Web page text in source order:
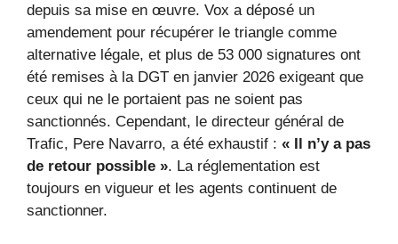
depuis sa mise en œuvre. Vox a déposé un
amendement pour récupérer le triangle comme
alternative légale, et plus de 53 000 signatures ont
été remises à la DGT en janvier 2026 exigeant que
ceux qui ne le portaient pas ne soient pas
sanctionnés. Cependant, le directeur général de
Trafic, Pere Navarro, a été exhaustif : « Il n’y a pas
de retour possible ». La réglementation est
toujours en vigueur et les agents continuent de
sanctionner.